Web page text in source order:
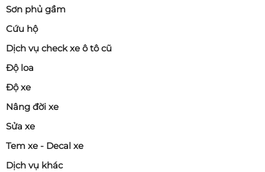
Sơn phủ gầm
Cứu hộ
Dịch vụ check xe ô tô cũ
Độ loa
Độ xe
Nâng đời xe
Sửa xe
Tem xe - Decal xe
Dịch vụ khác